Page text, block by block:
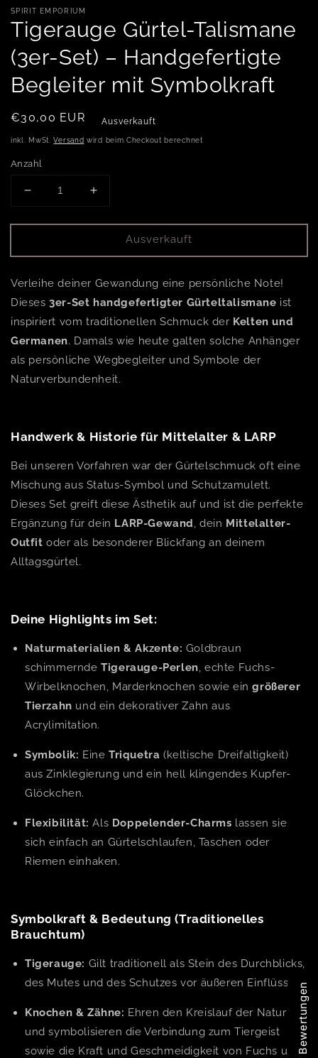
SPIRIT EMPORIUM
Tigerauge Gürtel-Talismane
(3er-Set) – Handgefertigte
Begleiter mit Symbolkraft
Normaler Preis
€30,00 EUR Ausverkauft
inkl. MwSt.Versand wird beim Checkout berechnet
Anzahl
Verringere die Menge für Tigerauge Gürtel-
Erhöhe die Menge für Tigerauge
Ausverkauft
Verleihe deiner Gewandung eine persönliche Note!
Dieses3er-Set handgefertigter Gürteltalismane ist
inspiriert vom traditionellen Schmuck der Kelten und
Germanen. Damals wie heute galten solche Anhänger
als persönliche Wegbegleiter und Symbole der
Naturverbundenheit.
Handwerk & Historie für Mittelalter & LARP
Bei unseren Vorfahren war der Gürtelschmuck oft eine
Mischung aus Status-Symbol und Schutzamulett.
Dieses Set greift diese Ästhetik auf und ist die perfekte
Ergänzung für dein LARP-Gewand, dein Mittelalter-
Outfit oder als besonderer Blickfang an deinem
Alltagsgürtel.
Deine Highlights im Set:
Naturmaterialien & Akzente: Goldbraun
schimmerndeTigerauge-Perlen, echte Fuchs-
Wirbelknochen, Marderknochen sowie eingrößerer
Tierzahn und ein dekorativer Zahn aus
Acrylimitation.
Symbolik: EineTriquetra (keltische Dreifaltigkeit)
aus Zinklegierung und ein hell klingendes Kupfer-
Glöckchen.
Flexibilität: Als Doppelender-Charms lassen sie
sich einfach an Gürtelschlaufen, Taschen oder
Riemen einhaken.
Symbolkraft & Bedeutung (Traditionelles
Brauchtum)
Tigerauge: Gilt traditionell als Stein des Durchblicks,
des Mutes und des Schutzes vor äußeren Einflüssen.
Knochen & Zähne: Ehren den Kreislauf der Natur
und symbolisieren die Verbindung zum Tiergeist
sowie die Kraft und Geschmeidigkeit von Fuchs und